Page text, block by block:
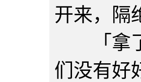
开来，隔
「拿了
们没有好